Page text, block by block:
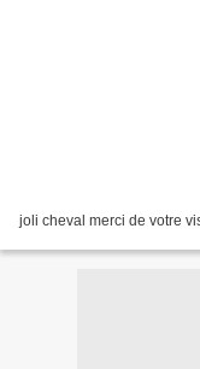
joli cheval merci de votre